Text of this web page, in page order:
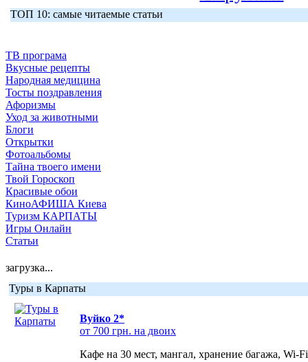
ТОП 10: самые читаемые статьи
ТВ програма
Вкусные рецепты
Народная медицина
Тосты поздравления
Афоризмы
Уход за животными
Блоги
Открытки
Фотоальбомы
Тайна твоего имени
Твой Гороскоп
Красивые обои
КиноАФИША Киева
Туризм КАРПАТЫ
Игры Онлайн
Статьи
загрузка...
Туры в Карпаты
Вуйко 2*
от 700 грн. на двоих
Кафе на 30 мест, мангал, хранение багажа, Wi-